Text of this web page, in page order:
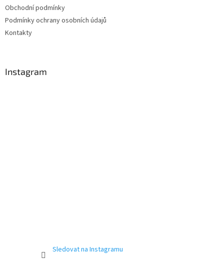
Obchodní podmínky
Podmínky ochrany osobních údajů
Kontakty
Instagram
Sledovat na Instagramu